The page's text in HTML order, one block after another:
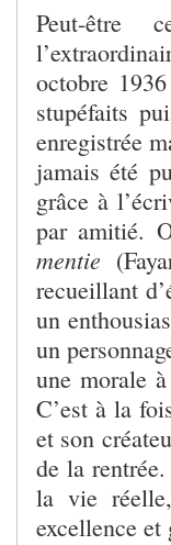
Peut-être
octobre
stupéfaits
enregistrée
jamais été
grâce à
par amitié.
mentie
recueillant
un
un
une morale
C’est à la
et son
de la
la vie
excellence et